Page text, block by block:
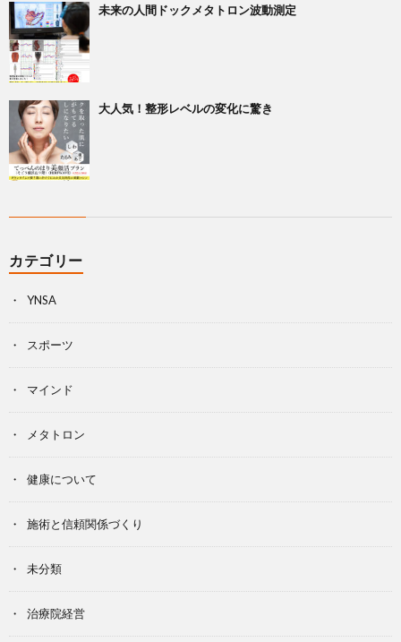
未来の人間ドックメタトロン波動測定
大人気！整形レベルの変化に驚き
カテゴリー
YNSA
スポーツ
マインド
メタトロン
健康について
施術と信頼関係づくり
未分類
治療院経営